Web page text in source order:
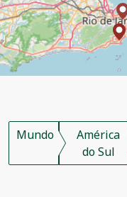
Mundo
América
do Sul